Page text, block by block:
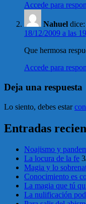
Accede para
Nahuel dice:
18/12/2009 a las
Que hermosa
Accede para
Deja una respuesta
Lo siento, debes estar
Entradas
Noajismo y
La locura de la fe
Magia y lo
Conocimiento es
La magia que tú
La nulificación